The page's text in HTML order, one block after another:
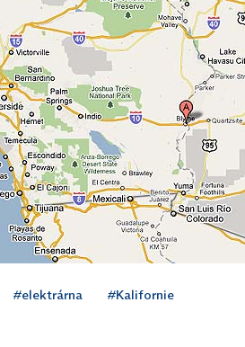
#elektrárna #Kalifornie